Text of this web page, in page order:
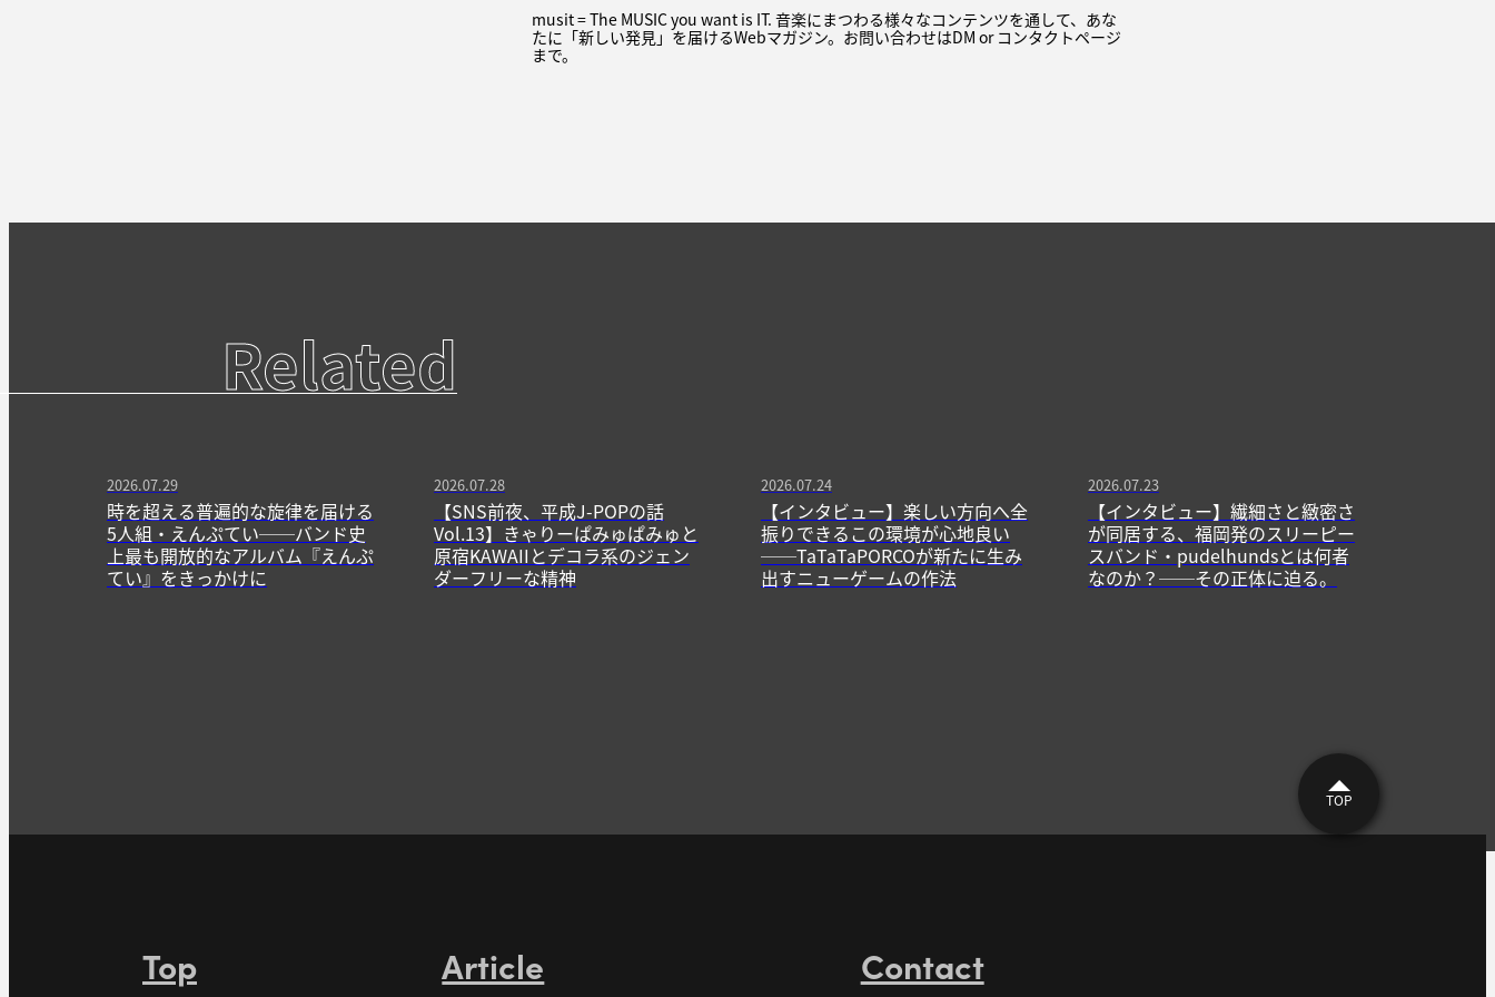
musit = The MUSIC you want is IT. 音楽にまつわる様々なコンテンツを通して、あな
たに「新しい発見」を届けるWebマガジン。お問い合わせはDM or コンタクトページ
まで。
Related
2026.07.29
時を超える普遍的な旋律を届ける
5人組・えんぷてい──バンド史
上最も開放的なアルバム『えんぷ
てい』をきっかけに
2026.07.28
【SNS前夜、平成J-POPの話
Vol.13】きゃりーぱみゅぱみゅと
原宿KAWAIIとデコラ系のジェン
ダーフリーな精神
2026.07.24
【インタビュー】楽しい方向へ全
振りできるこの環境が心地良い
──TaTaTaPORCOが新たに生み
出すニューゲームの作法
2026.07.23
【インタビュー】繊細さと緻密さ
が同居する、福岡発のスリーピー
スバンド・pudelhundsとは何者
なのか？──その正体に迫る。
TOP
Top
Article Contact